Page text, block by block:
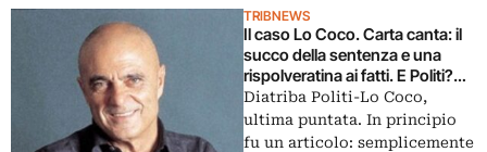
TRIBNEWS
Il caso Lo Coco. Carta canta: il
succo della sentenza e una
rispolveratina ai fatti. E Politi?
No comment
Diatriba Politi-Lo Coco,
ultima puntata. In principio
fu un articolo: semplicemente